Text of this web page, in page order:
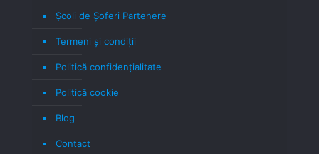
Școli de Șoferi Partenere
Termeni şi condiţii
Politică confidenţialitate
Politică cookie
Blog
Contact